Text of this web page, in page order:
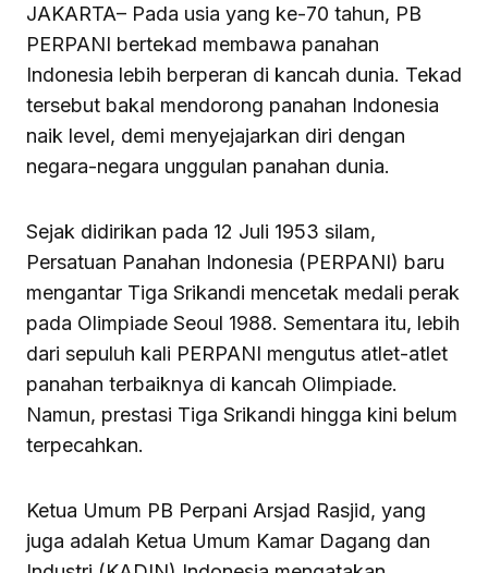
JAKARTA– Pada usia yang ke-70 tahun, PB
PERPANI bertekad membawa panahan
Indonesia lebih berperan di kancah dunia. Tekad
tersebut bakal mendorong panahan Indonesia
naik level, demi menyejajarkan diri dengan
negara-negara unggulan panahan dunia.
Sejak didirikan pada 12 Juli 1953 silam,
Persatuan Panahan Indonesia (PERPANI) baru
mengantar Tiga Srikandi mencetak medali perak
pada Olimpiade Seoul 1988. Sementara itu, lebih
dari sepuluh kali PERPANI mengutus atlet-atlet
panahan terbaiknya di kancah Olimpiade.
Namun, prestasi Tiga Srikandi hingga kini belum
terpecahkan.
Ketua Umum PB Perpani Arsjad Rasjid, yang
juga adalah Ketua Umum Kamar Dagang dan